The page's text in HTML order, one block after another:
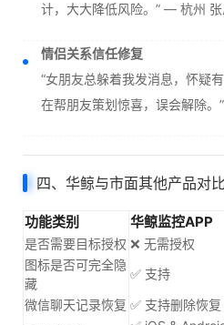
计，大大降低风险。” — 杭州 张
情侣关系信任修复
“女朋友总躲着我发消息，怀疑
在帮朋友策划惊喜，误会解除
四、华鲸与市面其他产品对
功能类别 华鲸监控APP
是否需要目标授权 ❌ 无需授权
图标是否可完全隐
藏
✅ 支持
微信聊天记录恢复 ✅ 支持删除恢复